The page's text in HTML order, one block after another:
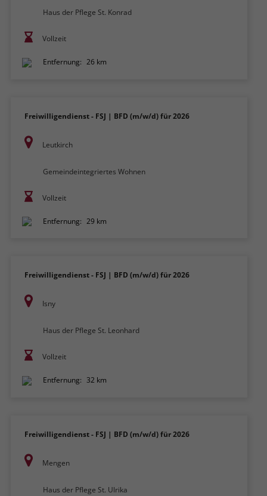
Haus der Pflege St. Konrad
Vollzeit
Entfernung: 26 km
Freiwilligendienst - FSJ | BFD (m/w/d) für 2026
Leutkirch
Gemeindeintegriertes Wohnen
Vollzeit
Entfernung: 29 km
Freiwilligendienst - FSJ | BFD (m/w/d) für 2026
Isny
Haus der Pflege St. Leonhard
Vollzeit
Entfernung: 32 km
Freiwilligendienst - FSJ | BFD (m/w/d) für 2026
Mengen
Haus der Pflege St. Ulrika